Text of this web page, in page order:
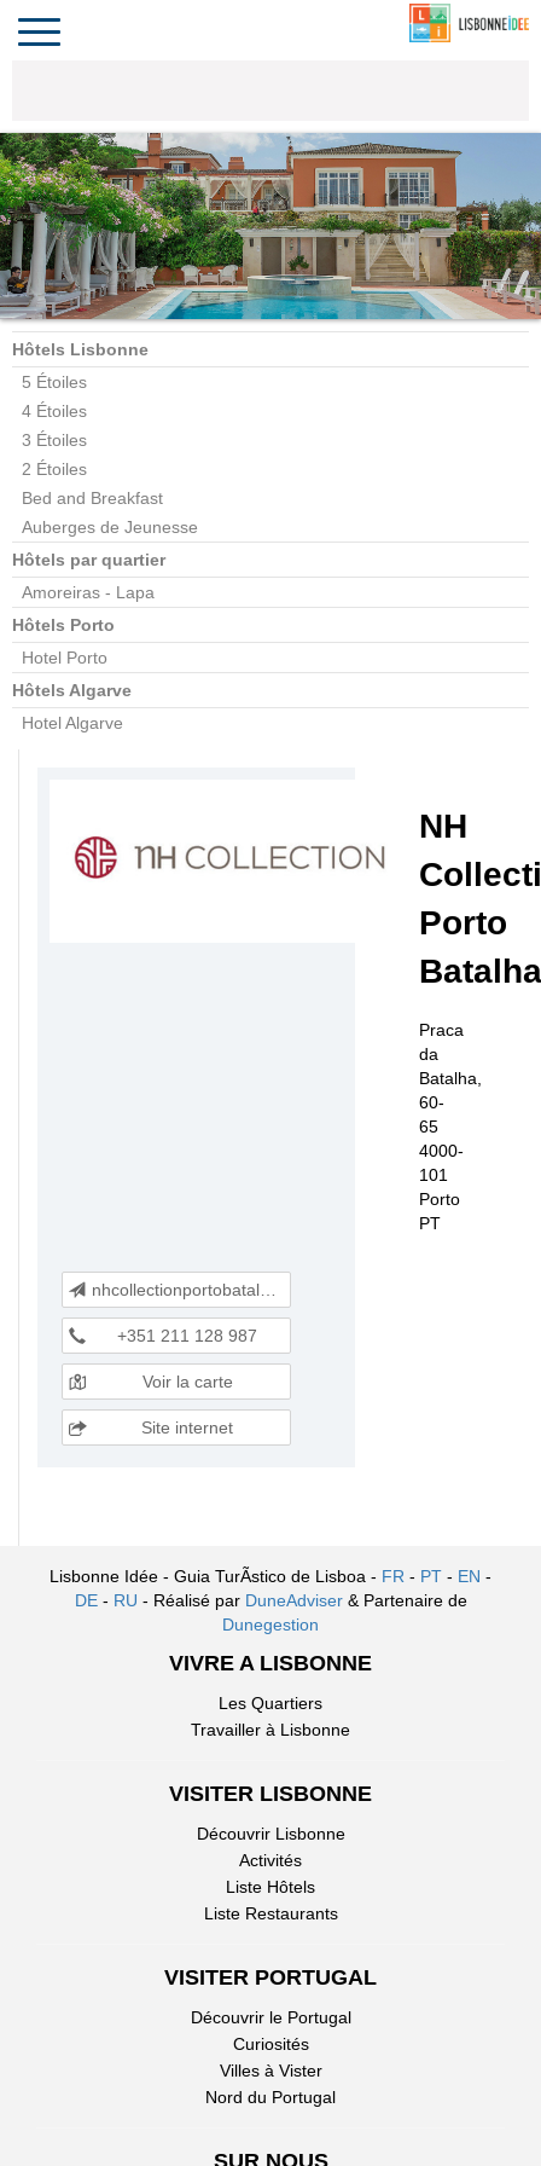
LE PORTUGAL
Toggle
navigation
Hôtels Lisbonne
5 Étoiles
4 Étoiles
3 Étoiles
2 Étoiles
Bed and Breakfast
Auberges de Jeunesse
Hôtels par quartier
Amoreiras - Lapa
Hôtels Porto
Hotel Porto
Hôtels Algarve
Hotel Algarve
NH
Porto
Batalha
Praca
da
Batalha,
60-
65
4000-
101
Porto
PT
nhcollectionportobatalha@nh-hotels.com
+351 211 128 987
Voir la carte
Site internet
Lisbonne Idée - Guia TurÃ­stico de Lisboa - FR - PT - EN -
DE- RU - Réalisé par DuneAdviser & Partenaire de
Dunegestion
VIVRE A LISBONNE
Les Quartiers
Travailler à Lisbonne
VISITER LISBONNE
Découvrir Lisbonne
Activités
Liste Hôtels
Liste Restaurants
VISITER PORTUGAL
Découvrir le Portugal
Curiosités
Villes à Vister
Nord du Portugal